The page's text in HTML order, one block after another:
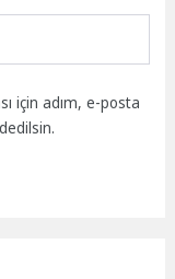
için adım, e-posta